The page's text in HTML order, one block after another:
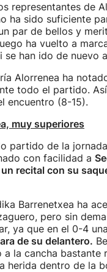
representantes de
ha sido suficiente
par de bellos y
ha vuelto a
han ido de nuevo
Alorrenea ha
todo el partido.
encuentro (8-15).
muy superiores
partido de la
con facilidad a
un recital con su
Barrenetxea ha
pero sin
ya que en el 0-4 una
de su delantero.
la cancha bastante
herida dentro de la